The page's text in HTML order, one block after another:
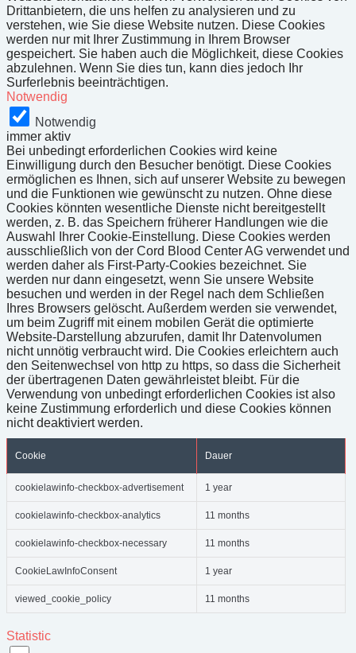
Drittanbietern, die uns helfen zu analysieren und zu
verstehen, wie Sie diese Website nutzen. Diese Cookies
werden nur mit Ihrer Zustimmung in Ihrem Browser
gespeichert. Sie haben auch die Möglichkeit, diese Cookies
abzulehnen. Wenn Sie dies tun, kann dies jedoch Ihr
Surferlebnis beeinträchtigen.
Notwendig
Notwendig
immer aktiv
Bei unbedingt erforderlichen Cookies wird keine
Einwilligung durch den Besucher benötigt. Diese Cookies
ermöglichen es Ihnen, sich auf unserer Website zu bewegen
und die Funktionen wie gewünscht zu nutzen. Ohne diese
Cookies könnten wesentliche Dienste nicht bereitgestellt
werden, z. B. das Speichern früherer Handlungen wie die
Auswahl Ihrer Cookie-Einstellung. Diese Cookies werden
ausschließlich von der Cord Blood Center AG verwendet und
werden daher als First-Party-Cookies bezeichnet. Sie
werden nur dann eingesetzt, wenn Sie unsere Website
besuchen und werden in der Regel nach dem Schließen
Ihres Browsers gelöscht. Außerdem werden sie verwendet,
um beim Zugriff mit einem mobilen Gerät die optimierte
Website-Darstellung abzurufen, damit Ihr Datenvolumen
nicht unnötig verbraucht wird. Die Cookies erleichtern auch
den Seitenwechsel von http zu https, so dass die Sicherheit
der übertragenen Daten gewährleistet bleibt. Für die
Verwendung von unbedingt erforderlichen Cookies ist also
keine Zustimmung erforderlich und diese Cookies können
nicht deaktiviert werden.
Cookie Dauer
cookielawinfo-checkbox-advertisement 1 year
cookielawinfo-checkbox-analytics 11 months
cookielawinfo-checkbox-necessary 11 months
CookieLawInfoConsent 1 year
viewed_cookie_policy 11 months
Statistic